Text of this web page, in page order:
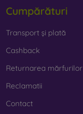
Cumpărături
Transport și plată
Cashback
Returnarea mărfurilor
Reclamatii
Contact